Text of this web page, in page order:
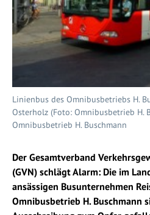
Linienbus des Omnibusbetriebs H.
Osterholz (Foto: Omnibusbetrieb H.
Omnibusbetrieb H. Buschmann
Der Gesamtverband
(GVN) schlägt Alarm: Die im
ansässigen Busunternehmen
Omnibusbetrieb H. Buschmann